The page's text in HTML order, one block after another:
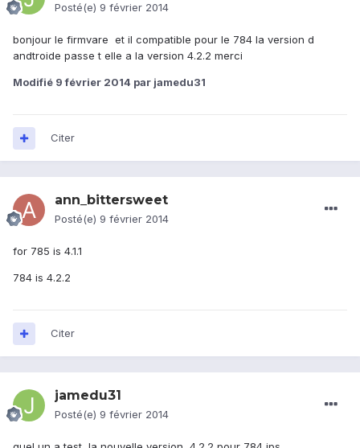
Posté(e) 9 février 2014
bonjour le firmvare et il compatible pour le 784 la version d
andtroide passe t elle a la version 4.2.2 merci
Modifié 9 février 2014 par jamedu31
Citer
ann_bittersweet
Posté(e) 9 février 2014
for 785 is 4.1.1
784 is 4.2.2
Citer
jamedu31
Posté(e) 9 février 2014